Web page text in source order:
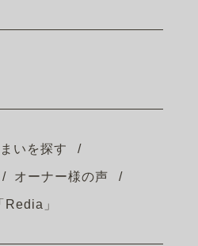
いを探す
オーナー様の声
」